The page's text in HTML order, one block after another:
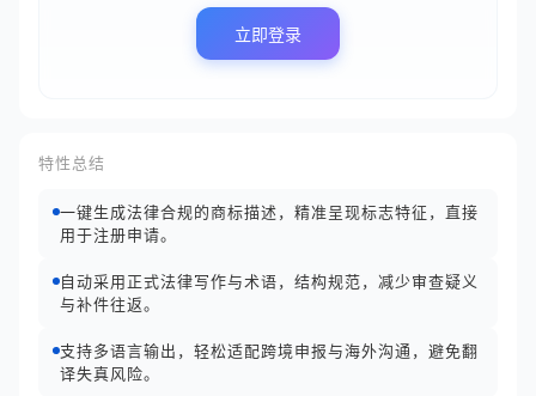
立即登录
特性总结
一键生成法律合规的商标描述，精准呈现标志特征，直接
用于注册申请。
自动采用正式法律写作与术语，结构规范，减少审查疑义
与补件往返。
支持多语言输出，轻松适配跨境申报与海外沟通，避免翻
译失真风险。